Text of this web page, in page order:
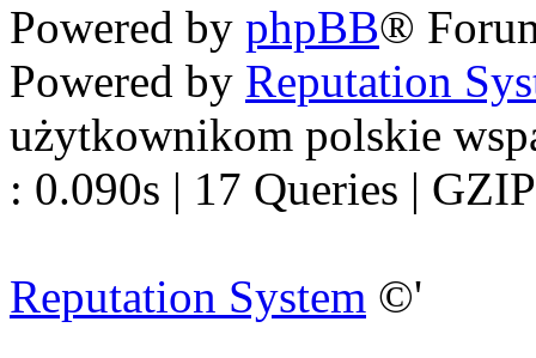
Powered by phpBB®
Powered by Reputation
użytkownikom polskie
: 0.090s | 17 Queries |
Reputation System ©'